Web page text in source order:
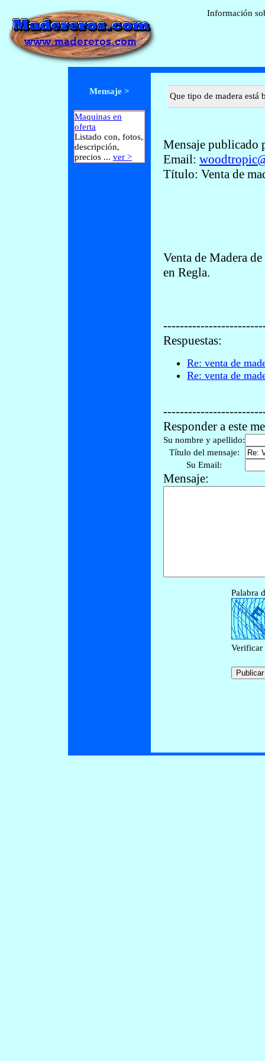
Información
Mensaje >
Maquinas en
oferta
Listado con, fotos,
descripción,
precios ... ver >
Que tipo de madera está
Mensaje publicado
Email:
Título: Venta de
Venta de Madera
en Regla.
Respuestas:
Re: venta de
Re: venta de
Responder a este
Su nombre y apellido:
Título del mensaje:
Su Email:
Mensaje:
Palabra